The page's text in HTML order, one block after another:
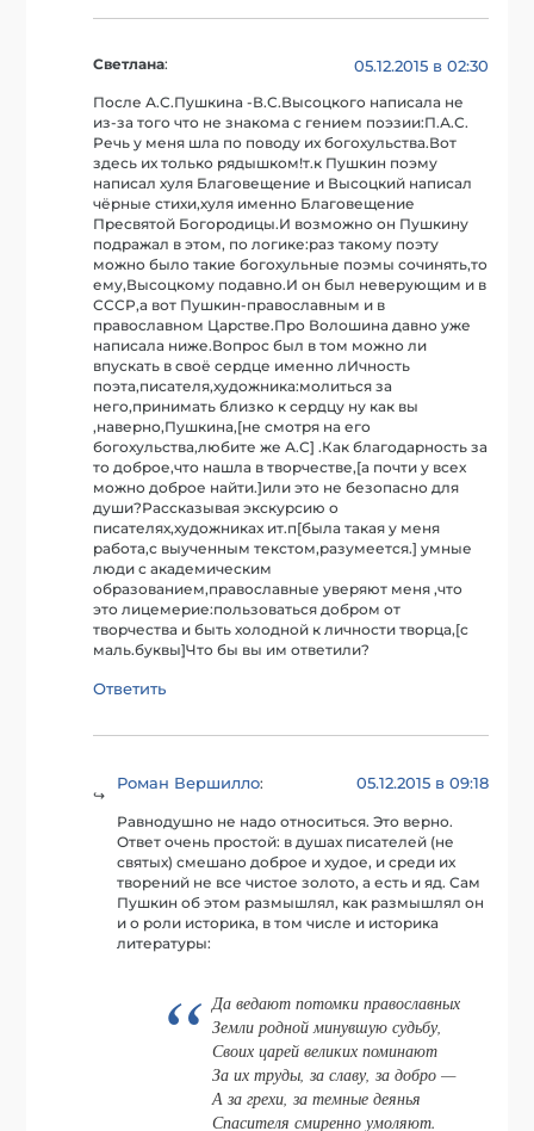
Светлана: 05.12.2015 в 02:30
После А.С.Пушкина -В.С.Высоцкого написала не
из-за того что не знакома с гением поэзии:П.А.С.
Речь у меня шла по поводу их богохульства.Вот
здесь их только рядышком!т.к Пушкин поэму
написал хуля Благовещение и Высоцкий написал
чёрные стихи,хуля именно Благовещение
Пресвятой Богородицы.И возможно он Пушкину
подражал в этом, по логике:раз такому поэту
можно было такие богохульные поэмы сочинять,то
ему,Высоцкому подавно.И он был неверующим и в
СССР,а вот Пушкин-православным и в
православном Царстве.Про Волошина давно уже
написала ниже.Вопрос был в том можно ли
впускать в своё сердце именно лИчность
поэта,писателя,художника:молиться за
него,принимать близко к сердцу ну как вы
,наверно,Пушкина,[не смотря на его
богохульства,любите же А.С] .Как благодарность за
то доброе,что нашла в творчестве,[а почти у всех
можно доброе найти.]или это не безопасно для
души?Рассказывая экскурсию о
писателях,художниках ит.п[была такая у меня
работа,с выученным текстом,разумеется.] умные
люди с академическим
образованием,православные уверяют меня ,что
это лицемерие:пользоваться добром от
творчества и быть холодной к личности творца,[с
маль.буквы]Что бы вы им ответили?
Ответить
Роман Вершилло: 05.12.2015 в 09:18
Равнодушно не надо относиться. Это верно.
Ответ очень простой: в душах писателей (не
святых) смешано доброе и худое, и среди их
творений не все чистое золото, а есть и яд. Сам
Пушкин об этом размышлял, как размышлял он
и о роли историка, в том числе и историка
литературы:
Да ведают потомки православных
Земли родной минувшую судьбу,
Своих царей великих поминают
За их труды, за славу, за добро —
А за грехи, за темные деянья
Спасителя смиренно умоляют.